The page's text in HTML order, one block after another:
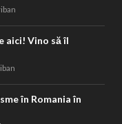
aici! Vino să îl
în Romania în